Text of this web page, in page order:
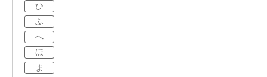
ひ
ふ
へ
ほ
ま